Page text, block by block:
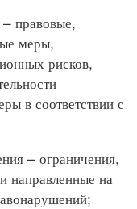
правовые,
меры,
рисков,
в соответствии с
– ограничения,
направленные на